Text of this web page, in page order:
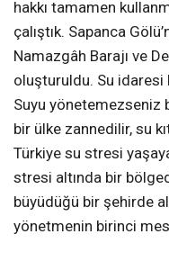
hakkı tamamen
çalıştık. Sapanca
Namazgâh Barajı ve
oluşturuldu. Su idaresi
Suyu yönetemezseniz
bir ülke zannedilir, su
Türkiye su stresi
stresi altında bir
büyüdüğü bir şehirde
yönetmenin birinci